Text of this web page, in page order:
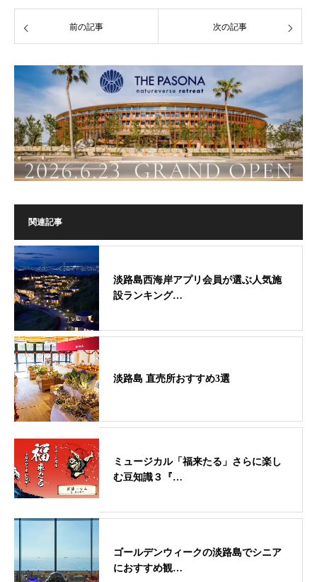
前の記事 次の記事
関連記事
淡路島西海岸アプリ会員が選ぶ人気施
設ランキング…
淡路島 直売所おすすめ3選
ミュージカル「福来たる」さらに楽し
む豆知識３『…
ゴールデンウィークの淡路島でシニア
におすすめ観…